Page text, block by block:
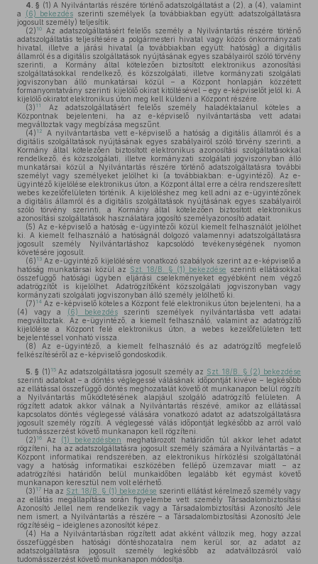
4. § (1) A Nyilvántartás részére történő adatszolgáltatást a (2), a (4), valamint
a
(6) bekezdés szerinti személyek (a továbbiakban együtt: adatszolgáltatásra
jogosult személy) teljesítik.
(2) 10
Az adatszolgáltatásért felelős személy a Nyilvántartás részére történő
adatszolgáltatás teljesítésére a polgármesteri hivatal vagy közös önkormányzati
hivatal, illetve a járási hivatal (a továbbiakban együtt: hatóság) a digitális
államról és a digitális szolgáltatások nyújtásának egyes szabályairól szóló törvény
szerinti, a Kormány által kötelezően biztosított elektronikus azonosítási
szolgáltatásokkal rendelkező, és közszolgálati, illetve kormányzati szolgálati
jogviszonyban álló munkatársai közül – a Központ honlapján közzétett
formanyomtatvány szerinti kijelölő okirat kitöltésével – egy e-képviselőt jelöl ki. A
kijelölő okiratot elektronikus úton meg kell küldeni a Központ részére.
(3) 11
Az adatszolgáltatásért felelős személy haladéktalanul köteles a
Központnak bejelenteni, ha az e-képviselő nyilvántartásba vett adatai
megváltoztak vagy megbízása megszűnt.
(4) 12
A nyilvántartásba vett e-képviselő a hatóság a digitális államról és a
digitális szolgáltatások nyújtásának egyes szabályairól szóló törvény szerinti, a
Kormány által kötelezően biztosított elektronikus azonosítási szolgáltatásokkal
rendelkező, és közszolgálati, illetve kormányzati szolgálati jogviszonyban álló
munkatársai közül a Nyilvántartás részére történő adatszolgáltatásra további
személyt vagy személyeket jelölhet ki (a továbbiakban: e-ügyintéző). Az e-
ügyintéző kijelölése elektronikus úton, a Központ által erre a célra rendszeresített
webes kezelőfelületen történik. A kijelöléshez meg kell adni az e-ügyintézőnek
a digitális államról és a digitális szolgáltatások nyújtásának egyes szabályairól
szóló törvény szerinti, a Kormány által kötelezően biztosított elektronikus
azonosítási szolgáltatások használatára jogosító személyazonosító adatait.
(5) Az e-képviselő a hatóság e-ügyintézői közül kiemelt felhasználót jelölhet
ki. A kiemelt felhasználó a hatóságnál dolgozó valamennyi adatszolgáltatásra
jogosult személy Nyilvántartáshoz kapcsolódó tevékenységének nyomon
követésére jogosult.
(6) 13 Az e-ügyintéző kijelölésére vonatkozó szabályok szerint az e-képviselő a
hatóság munkatársai közül az Szt. 18/B. § (1) bekezdése szerinti ellátásokkal
összefüggő hatósági ügyben eljárási cselekményeket egyébként nem végző
adatrögzítőt is kijelölhet. Adatrögzítőként közszolgálati jogviszonyban vagy
kormányzati szolgálati jogviszonyban álló személy jelölhető ki.
(7) 14 Az e-képviselő köteles a Központ felé elektronikus úton bejelenteni, ha a
(4) vagy a (6) bekezdésszerinti személyek nyilvántartásba vett adatai
megváltoztak. Az e-ügyintéző, a kiemelt felhasználó, valamint az adatrögzítő
kijelölése a Központ felé elektronikus úton, a webes kezelőfelületen tett
bejelentéssel vonható vissza.
(8) Az e-ügyintéző, a kiemelt felhasználó és az adatrögzítő megfelelő
felkészítéséről az e-képviselő gondoskodik.
5. § (1) 15Az adatszolgáltatásra jogosult személy az Szt. 18/B. § (2) bekezdése
szerinti adatokat – a döntés véglegessé válásának időpontját kivéve – legkésőbb
az ellátással összefüggő döntés meghozatalát követő öt munkanapon belül rögzíti
a Nyilvántartás működtetésének alapjául szolgáló adatrögzítő felületen. A
rögzített adatok akkor válnak a Nyilvántartás részévé, amikor az ellátással
kapcsolatos döntés véglegessé válására vonatkozó adatot az adatszolgáltatásra
jogosult személy rögzíti. A véglegessé válás időpontját legkésőbb az arról való
tudomásszerzést követő munkanapon kell rögzíteni.
(2) 16 Az (1) bekezdésben
meghatározott határidőn túl akkor lehet adatot
rögzíteni, ha az adatszolgáltatásra jogosult személy számára a Nyilvántartás – a
Központ informatikai rendszerében, az elektronikus hírközlési szolgáltatónál
vagy a hatóság informatikai eszközében fellépő üzemzavar miatt – az
adatrögzítési határidőn belül munkaidőben legalább két egymást követő
munkanapon keresztül nem volt elérhető.
(3) 17 Ha az Szt. 18/B. § (1) bekezdése szerinti ellátást kérelmező személy vagy
az ellátás megállapítása során figyelembe vett személy Társadalombiztosítási
Azonosító Jellel nem rendelkezik vagy a Társadalombiztosítási Azonosító Jele
nem ismert, a Nyilvántartás a részére – a Társadalombiztosítási Azonosító Jele
rögzítéséig – ideiglenes azonosítót képez.
(4) Ha a Nyilvántartásban rögzített adat akként változik meg, hogy azzal
összefüggésben hatósági döntéshozatalra nem kerül sor, az adatot az
adatszolgáltatásra jogosult személy legkésőbb az adatváltozásról való
tudomásszerzést követő munkanapon módosítja.